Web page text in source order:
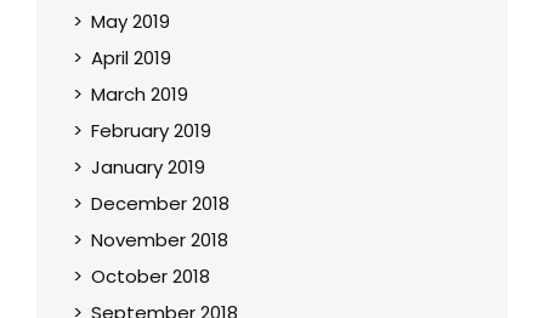
May 2019
April 2019
March 2019
February 2019
January 2019
December 2018
November 2018
October 2018
September 2018